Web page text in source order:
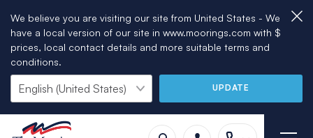
We believe you are visiting our site from United States - We
have a local version of our site in www.moorings.com with $
prices, local contact details and more suitable terms and
conditions.
UPDATE